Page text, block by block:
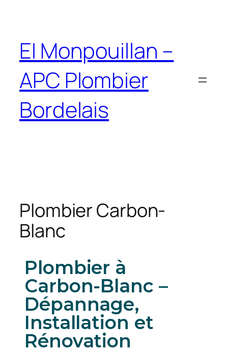
EI Monpouillan –
APC Plombier
Bordelais
Plombier Carbon-
Blanc
Plombier à
Carbon-Blanc –
Dépannage,
Installation et
Rénovation